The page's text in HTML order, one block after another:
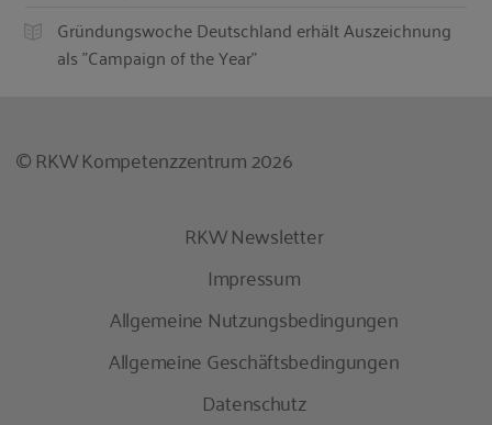
Gründungswoche Deutschland erhält Auszeichnung
als "Campaign of the Year"
© RKW Kompetenzzentrum 2026
RKW Newsletter
Impressum
Allgemeine Nutzungsbedingungen
Allgemeine Geschäftsbedingungen
Datenschutz